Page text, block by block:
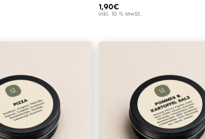
1,90€
inkl. 10 % MwSt.